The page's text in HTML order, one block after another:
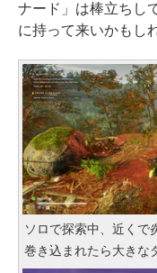
ナード」は棒立ちし
に持って来いかもし
ソロで探索中、近くで
巻き込まれたら大きな